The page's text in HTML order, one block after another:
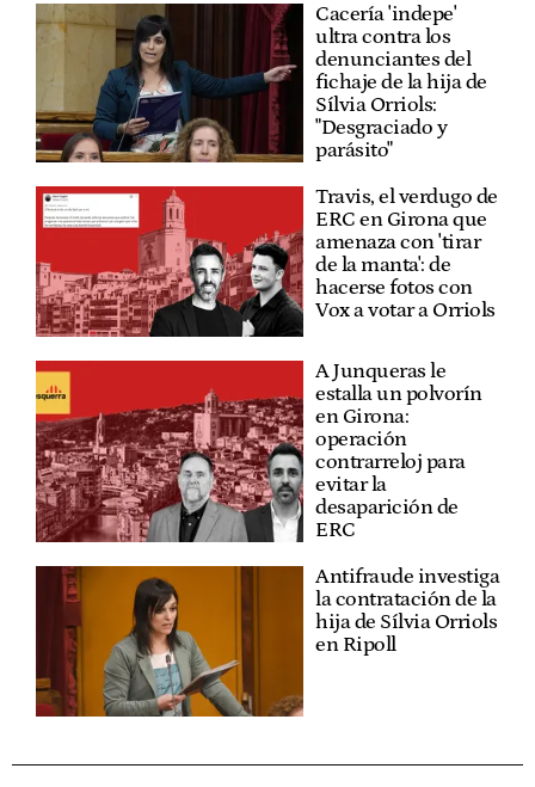
Cacería 'indepe'
ultra contra los
denunciantes del
fichaje de la hija de
Sílvia Orriols:
"Desgraciado y
parásito"
Travis, el verdugo de
ERC en Girona que
amenaza con 'tirar
de la manta': de
hacerse fotos con
Vox a votar a Orriols
A Junqueras le
estalla un polvorín
en Girona:
operación
contrarreloj para
evitar la
desaparición de
ERC
Antifraude investiga
la contratación de la
hija de Sílvia Orriols
en Ripoll